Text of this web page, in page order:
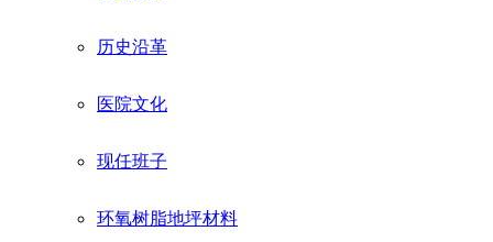
历史沿革
医院文化
现任班子
环氧树脂地坪材料